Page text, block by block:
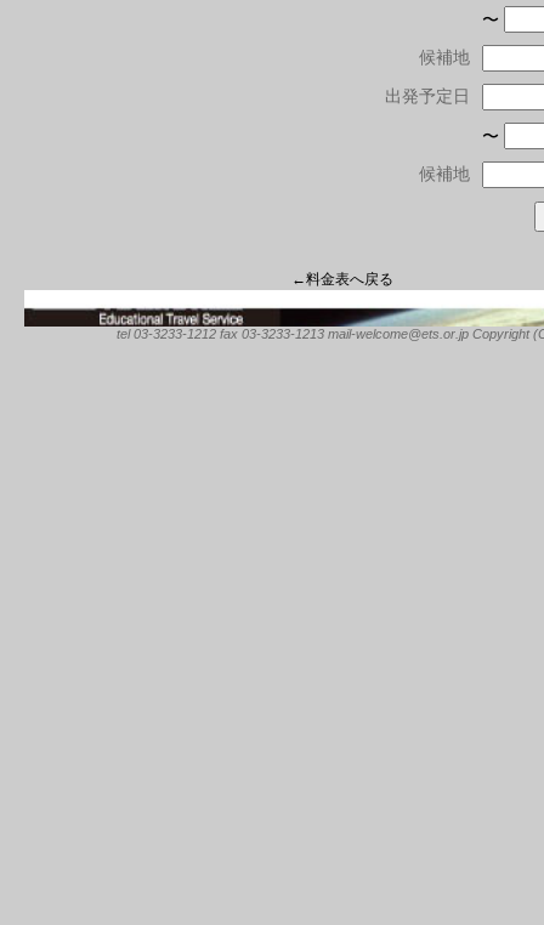
〜
候補地
出発予定日
〜
候補地
←料金表へ戻る
tel 03-3233-1212 fax 03-3233-1213 mail-welcome@ets.or.jp Copyright